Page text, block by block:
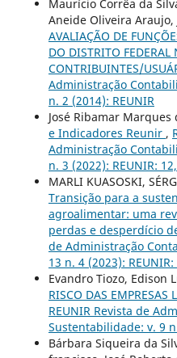
Maurício Corrêa da
Aneide Oliveira Araujo,
AVALIAÇÃO DE
DO DISTRITO FEDERAL
CONTRIBUINTES/
Administração
n. 2 (2014): REUNIR
José Ribamar Marques
e Indicadores Reunir ,
Administração
n. 3 (2022): REUNIR:
MARLI KUASOSKI,
Transição para a
agroalimentar: uma
perdas e desperdício
de Administração
13 n. 4 (2023):
Evandro Tiozo, Edison
RISCO DAS
REUNIR Revista de
Sustentabilidade: v. 9
Bárbara Siqueira da